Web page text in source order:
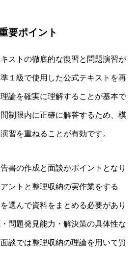
要ポイント
ストの徹底的な復習と問題演習が
１級で使用した公式テキストを再
論を確実に理解することが基本で
制限内に正確に解答するため、模
習を重ねることが有効です。
書の作成と面談がポイントとなり
ントと整理収納の実作業をする
選んで資料をまとめる必要があり
問題発見能力・解決策の具体性な
談では整理収納の理論を用いて質